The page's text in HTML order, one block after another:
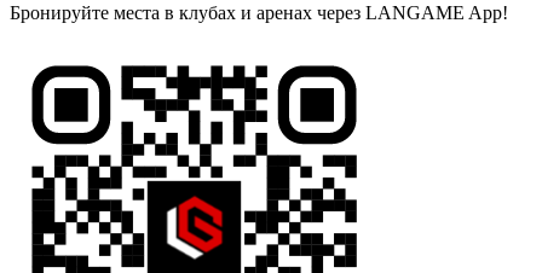
Бронируйте места в клубах и аренах через LANGAME App!